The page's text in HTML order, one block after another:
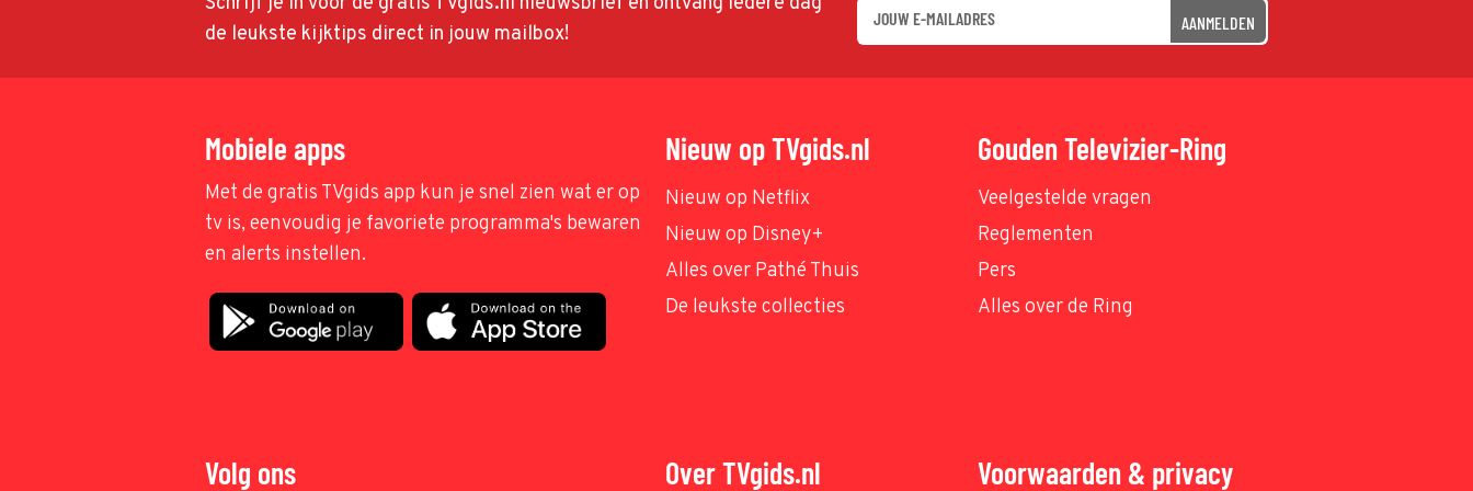
de leukste kijktips direct in jouw mailbox!
AANMELDEN
Mobiele apps
Met de gratis TVgids app kun je snel zien wat er op
tv is, eenvoudig je favoriete programma's bewaren
en alerts instellen.
Nieuw op TVgids.nl
Nieuw op Netflix
Nieuw op Disney+
Alles over Pathé Thuis
De leukste collecties
Gouden Televizier-Ring
Veelgestelde vragen
Reglementen
Pers
Alles over de Ring
Volg ons Over TVgids.nl Voorwaarden & privacy